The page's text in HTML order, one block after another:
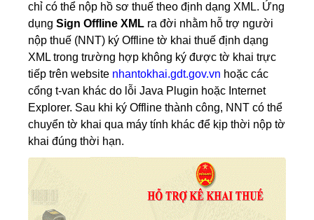
chỉ có thể nộp hồ sơ thuế theo định dạng XML. Ứng
dụng Sign Offline XML ra đời nhằm hỗ trợ người
nộp thuế (NNT) ký Offline tờ khai thuế định dạng
XML trong trường hợp không ký được tờ khai trực
tiếp trên website nhantokhai.gdt.gov.vn hoặc các
cổng t-van khác do lỗi Java Plugin hoặc Internet
Explorer. Sau khi ký Offline thành công, NNT có thể
chuyển tờ khai qua máy tính khác để kịp thời nộp tờ
khai đúng thời hạn.